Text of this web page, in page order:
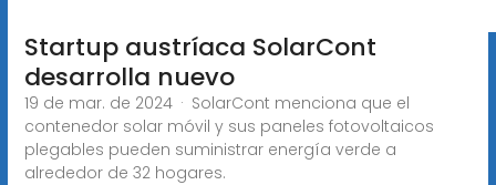
Startup austríaca SolarCont
desarrolla nuevo
19 de mar. de 2024 · SolarCont menciona que el
contenedor solar móvil y sus paneles fotovoltaicos
plegables pueden suministrar energía verde a
alrededor de 32 hogares.